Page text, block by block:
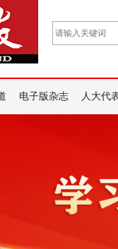
电子版杂志 人大代